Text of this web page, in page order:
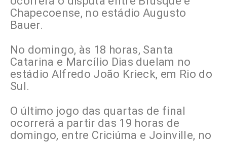
Chapecoense, no estádio Augusto
Bauer.
No domingo, às 18 horas, Santa
Catarina e Marcílio Dias duelam no
estádio Alfredo João Krieck, em Rio do
Sul.
O último jogo das quartas de final
ocorrerá a partir das 19 horas de
domingo, entre Criciúma e Joinville, no